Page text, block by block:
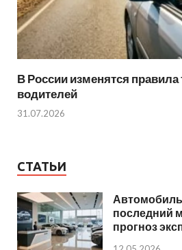
В России изменятся
водителей
31.07.2026
СТАТЬИ
последний
прогноз